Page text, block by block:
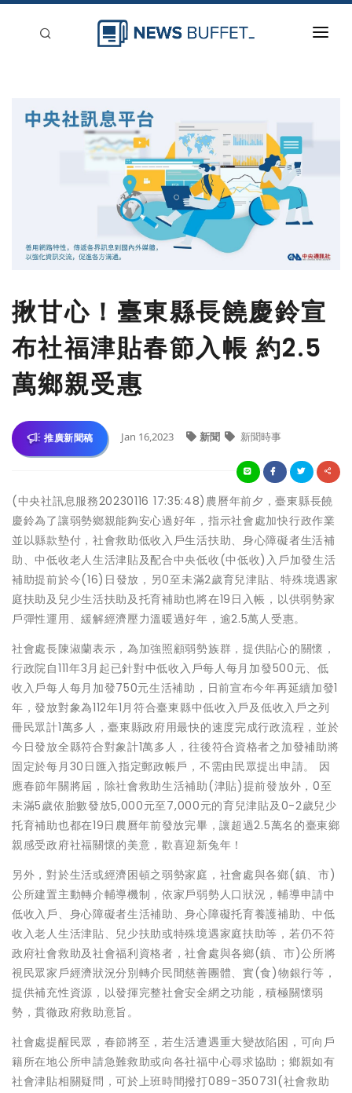
揪甘心！臺東縣長饒慶鈴宣
布社福津貼春節入帳 約2.5
萬鄉親受惠
推廣新聞稿 Jan 16,2023 新聞 新聞時事
(中央社訊息服務20230116 17:35:48)農曆年前夕，臺東縣長饒
慶鈴為了讓弱勢鄉親能夠安心過好年，指示社會處加快行政作業
並以縣款墊付，社會救助低收入戶生活扶助、身心障礙者生活補
助、中低收老人生活津貼及配合中央低收(中低收)入戶加發生活
補助提前於今(16)日發放，另0至未滿2歲育兒津貼、特殊境遇家
庭扶助及兒少生活扶助及托育補助也將在19日入帳，以供弱勢家
戶彈性運用、緩解經濟壓力溫暖過好年，逾2.5萬人受惠。
社會處長陳淑蘭表示，為加強照顧弱勢族群，提供貼心的關懷，
行政院自111年3月起已針對中低收入戶每人每月加發500元、低
收入戶每人每月加發750元生活補助，日前宣布今年再延續加發1
年，發放對象為112年1月符合臺東縣中低收入戶及低收入戶之列
冊民眾計1萬多人，臺東縣政府用最快的速度完成行政流程，並於
今日發放全縣符合對象計1萬多人，往後符合資格者之加發補助將
固定於每月30日匯入指定郵政帳戶，不需由民眾提出申請。 因
應春節年關將屆，除社會救助生活補助(津貼)提前發放外，0至
未滿5歲依胎數發放5,000元至7,000元的育兒津貼及0-2歲兒少
托育補助也都在19日農曆年前發放完畢，讓超過2.5萬名的臺東鄉
親感受政府社福關懷的美意，歡喜迎新兔年！
另外，對於生活或經濟困頓之弱勢家庭，社會處與各鄉(鎮、市)
公所建置主動轉介輔導機制，依家戶弱勢人口狀況，輔導申請中
低收入戶、身心障礙者生活補助、身心障礙托育養護補助、中低
收入老人生活津貼、兒少扶助或特殊境遇家庭扶助等，若仍不符
政府社會救助及社會福利資格者，社會處與各鄉(鎮、市)公所將
視民眾家戶經濟狀況分別轉介民間慈善團體、實(食)物銀行等，
提供補充性資源，以發揮完整社會安全網之功能，積極關懷弱
勢，貫徹政府救助意旨。
社會處提醒民眾，春節將至，若生活遭遇重大變故陷困，可向戶
籍所在地公所申請急難救助或向各社福中心尋求協助；鄉親如有
社會津貼相關疑問，可於上班時間撥打089-350731(社會救助